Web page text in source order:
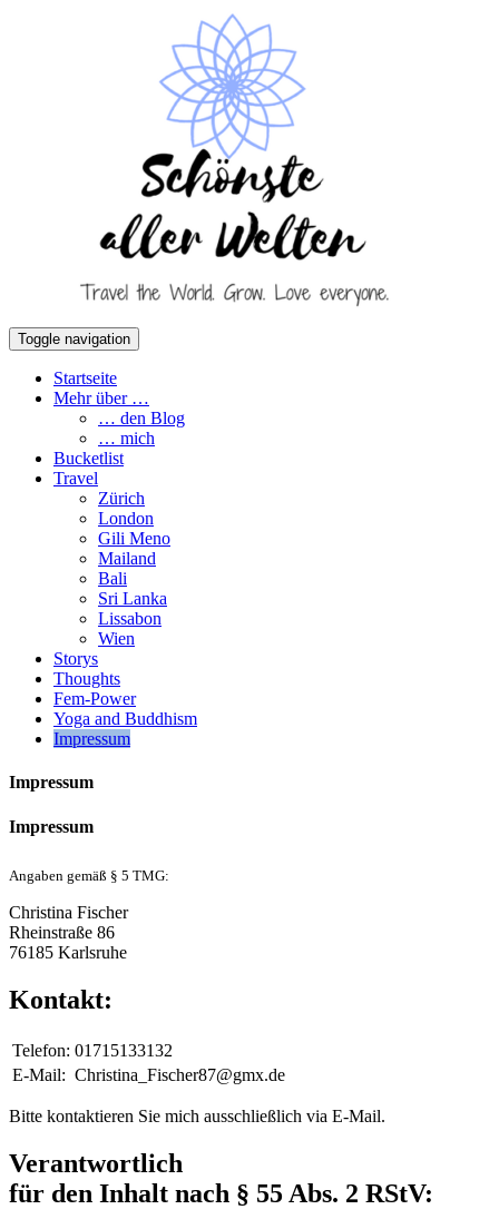
Toggle navigation
Startseite
Mehr über …
… den Blog
… mich
Bucketlist
Travel
Zürich
London
Gili Meno
Mailand
Bali
Sri Lanka
Lissabon
Wien
Storys
Thoughts
Fem-Power
Yoga and Buddhism
Impressum
Impressum
Impressum
Angaben gemäß § 5 TMG:
Christina Fischer
Rheinstraße 86
76185 Karlsruhe
Kontakt:
Telefon: 01715133132
E-Mail: Christina_Fischer87@gmx.de
Bitte kontaktieren Sie mich ausschließlich via E-Mail.
Verantwortlich
für den Inhalt nach § 55 Abs. 2 RStV: